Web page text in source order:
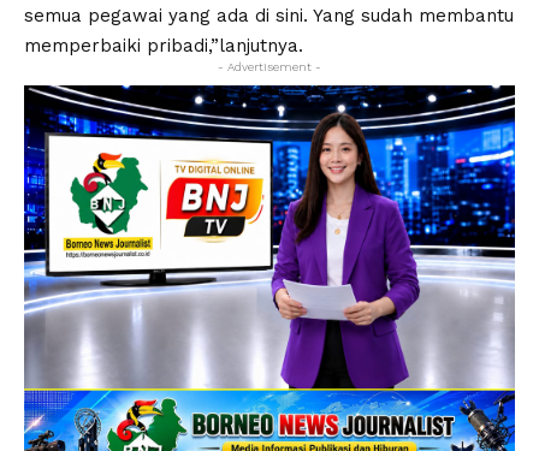
semua pegawai yang ada di sini. Yang sudah membantu
memperbaiki pribadi,”lanjutnya.
- Advertisement -